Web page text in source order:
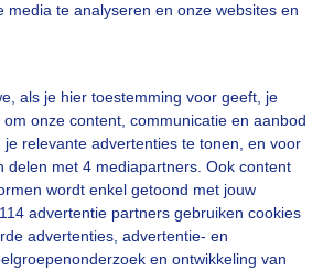
media te analyseren en onze websites en
als je hier toestemming voor geeft, je
onze content, communicatie en aanbod
relevante advertenties te tonen, en voor
delen met 4 mediapartners. Ook content
wordt enkel getoond met jouw
advertentie partners gebruiken cookies
advertenties, advertentie- en
en ontwikkeling van